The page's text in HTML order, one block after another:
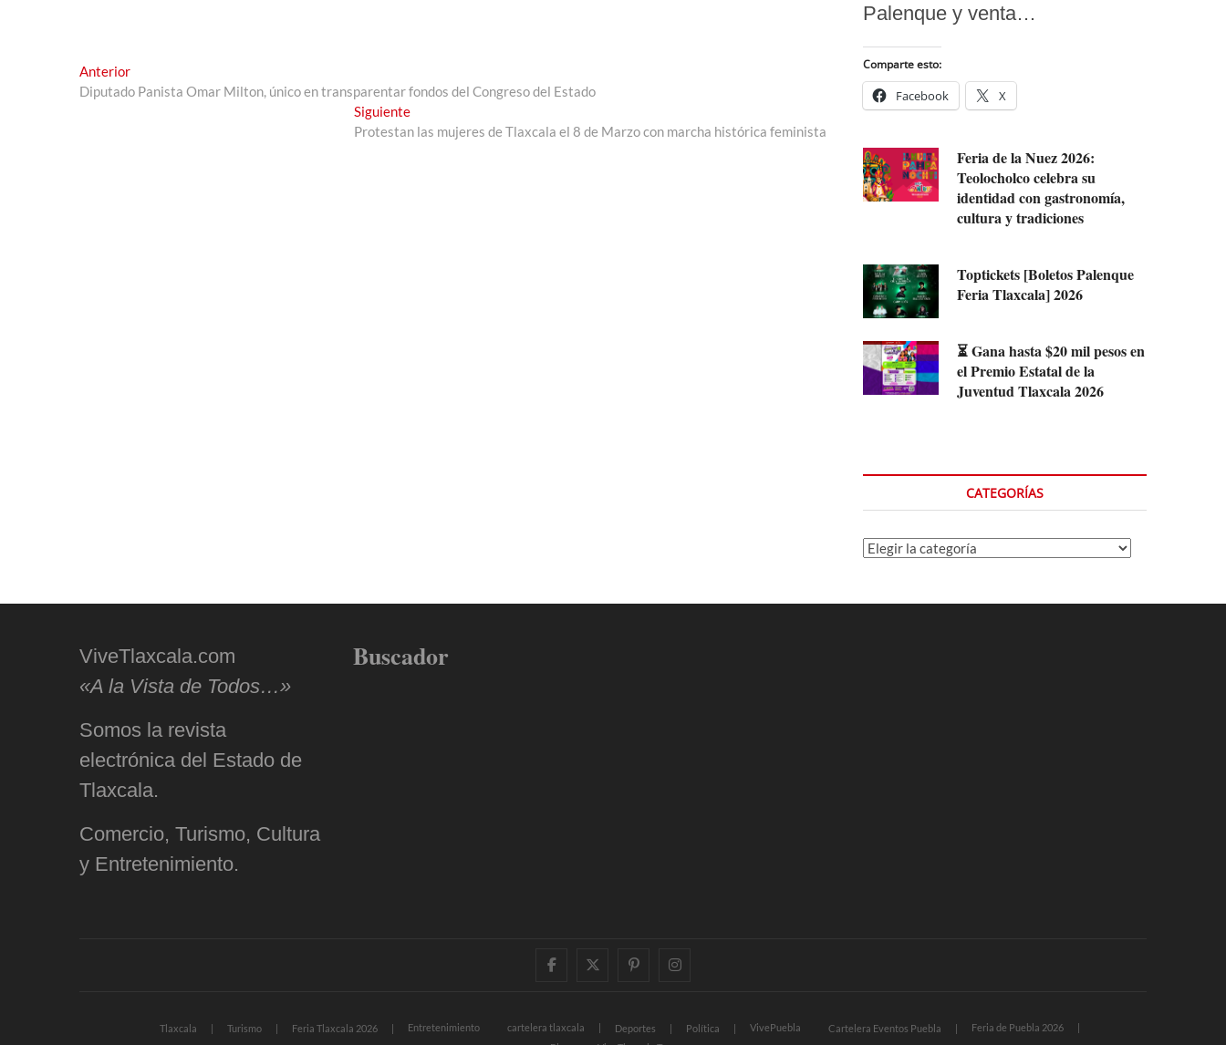
Navegación
de
AnteriorEntrada
anterior:
Diputado Panista Omar Milton, único en transparentar fondos del Congreso del Estado
SiguienteEntrada
siguiente:
Protestan las mujeres de Tlaxcala el 8 de Marzo con marcha histórica feminista
Palenque y venta…
Comparte esto:
Facebook X
Feria de la Nuez 2026:
Teolocholco celebra su
identidad con gastronomía,
cultura y tradiciones
Toptickets [Boletos Palenque
Feria Tlaxcala] 2026
⏳ Gana hasta $20 mil pesos en
el Premio Estatal de la
Juventud Tlaxcala 2026
CATEGORÍAS
Categorías
ViveTlaxcala.com
«A la Vista de Todos…»
Somos la revista
electrónica del Estado de
Tlaxcala.
Comercio, Turismo, Cultura
y Entretenimiento.
Buscador
facebooktwitter
pinterestinstagram
Tlaxcala Turismo Feria Tlaxcala 2026 Entretenimiento cartelera tlaxcala Deportes Política VivePuebla Cartelera Eventos Puebla
Feria de Puebla 2026